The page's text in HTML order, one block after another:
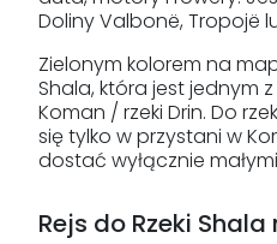
Doliny Valbonë, Tropojë
Zielonym kolorem na
Shala, która jest jednym
Koman / rzeki Drin. Do
się tylko w przystani w
dostać wyłącznie
Rejs do Rzeki